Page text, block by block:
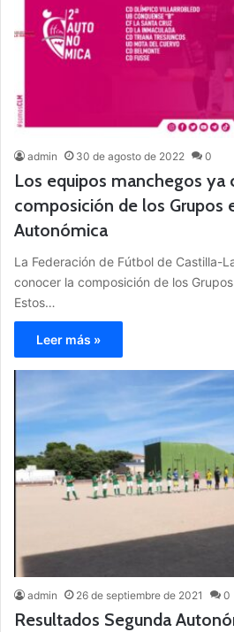
admin 30 de agosto de 2022 0
Los equipos manchegos ya
composición de los Grupos
Autonómica
La Federación de Fútbol de Castilla-
conocer la composición de los
Estos…
Leer más »
admin 26 de septiembre de 2021 0
Resultados Segunda